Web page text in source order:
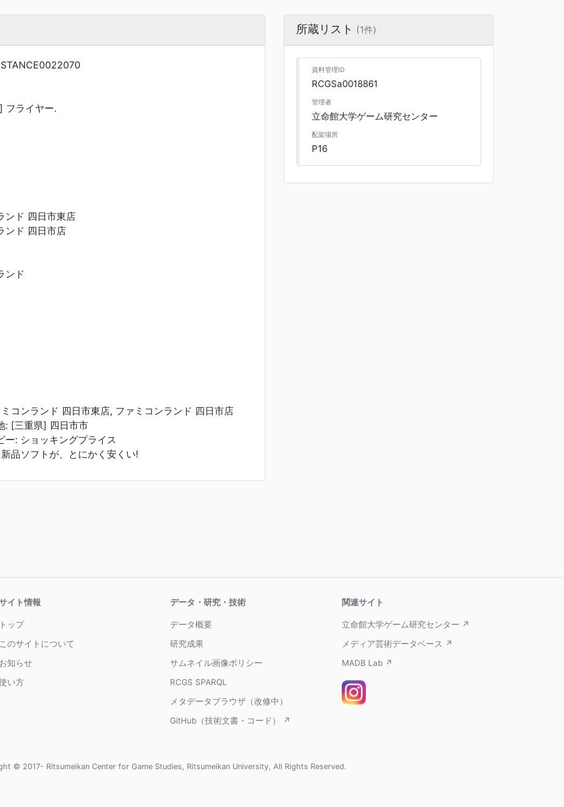
フライヤー.
ンド 四日市東店
ンド 四日市店
ンド
コンランド 四日市東店, ファミコンランド 四日市店
: [三重県] 四日市市
ー: ショッキングプライス
品ソフトが、とにかく安くい!
所蔵リスト (1件)
資料管理ID
RCGSa0018861
管理者
立命館大学ゲーム研究センター
配架場所
P16
イト情報
トップ
このサイトについて
お知らせ
い方
データ・研究・技術
データ概要
研究成果
サムネイル画像ポリシー
RCGS SPARQL
メタデータブラウザ（改修中）
GitHub（技術文書・コード） ↗
関連サイト
立命館大学ゲーム研究センター ↗
メディア芸術データベース ↗
MADB Lab ↗
© 2017- Ritsumeikan Center for Game Studies, Ritsumeikan University, All Rights Reserved.